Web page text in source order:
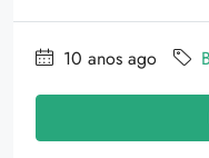
10 anos ago